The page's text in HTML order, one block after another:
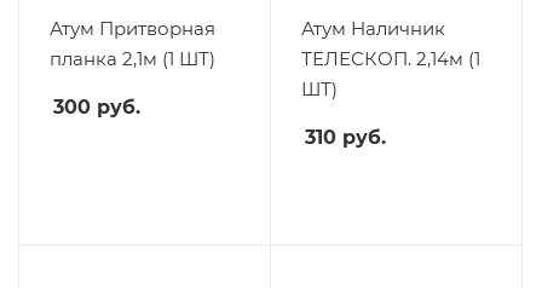
Атум Притворная
планка 2,1м (1 ШТ)
300 руб.
Атум Наличник
ТЕЛЕСКОП. 2,14м (1
ШТ)
310 руб.